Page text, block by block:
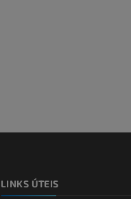
LINKS ÚTEIS